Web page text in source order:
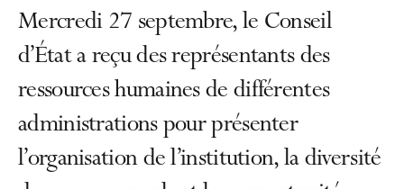
Mercredi 27 septembre, le Conseil
d’État a reçu des représentants des
ressources humaines de différentes
administrations pour présenter
l’organisation de l’institution, la diversité